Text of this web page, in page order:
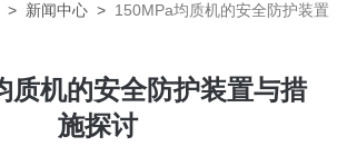
> 新闻中心 > 150MPa均质机的安全防护装置
质机的安全防护装置与措
施探讨